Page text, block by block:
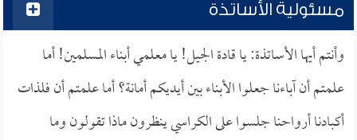
مسئولية الأساتذة
وأنتم أيها الأساتذة: يا قادة الجيل! يا معلمي أبناء المسلمين! أما
علمتم أن آباءنا جعلوا الأبناء بين أيديكم أمانة؟ أما علمتم أن فلذات
أكبادنا أرواحنا جلسوا على الكراسي ينظرون ماذا تقولون وما